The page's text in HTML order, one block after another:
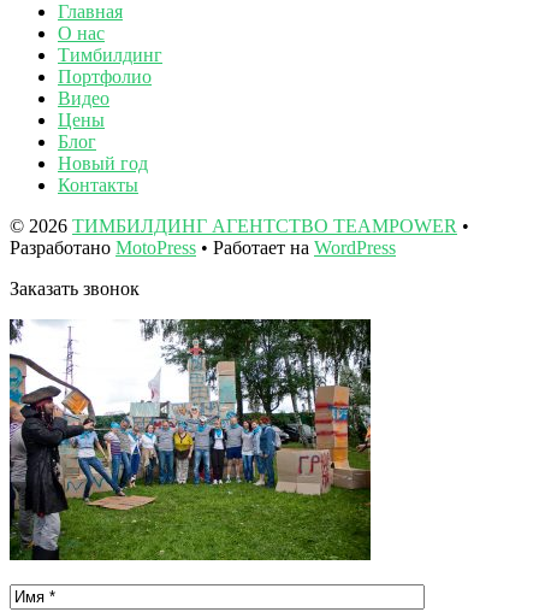
Главная
О нас
Тимбилдинг
Портфолио
Видео
Цены
Блог
Новый год
Контакты
© 2026 ТИМБИЛДИНГ АГЕНТСТВО TEAMPOWER •
Разработано MotoPress • Работает на WordPress
Заказать звонок